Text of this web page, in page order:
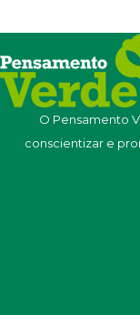
O Pensamento
conscientizar e